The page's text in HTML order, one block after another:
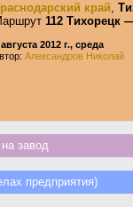
край,
112 Тихорецк
2012 г., среда
Александров Николай
завод
предприятия)